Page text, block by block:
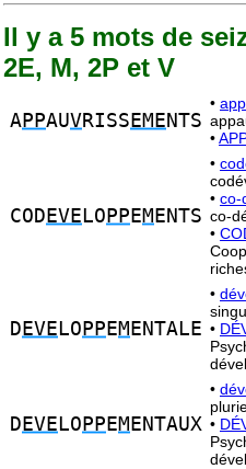
Il y a 5 mots de
2E, M, 2P et V
APPAUVRISS EME NTS
•
•
COD EVE LO PP EM ENTS
•
• co-
co-
•
D EVE LO PP EM ENTALE
•
•
D EVE LO PP EM ENTAUX
•
•